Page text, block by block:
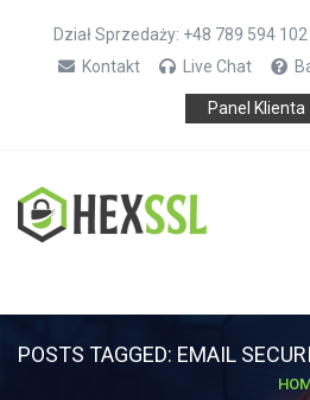
Dział Sprzedaży: +48 789 594
Kontakt
Live Chat
Panel Klienta
POSTS TAGGED: EMAIL